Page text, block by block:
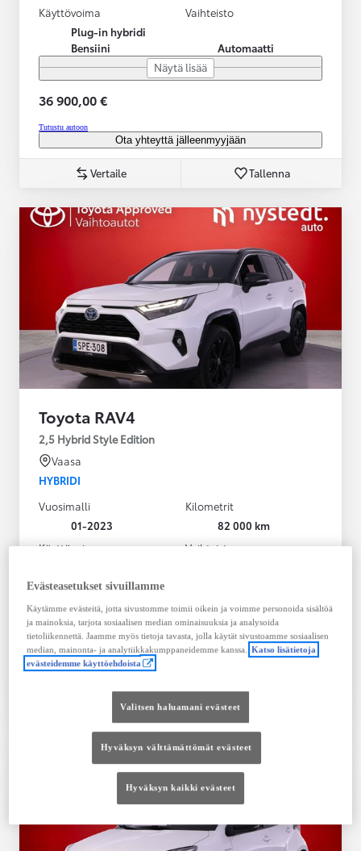
Käyttövoima
Plug-in hybridi
Bensiini
Vaihteisto
Automaatti
Näytä lisää
36 900,00 €
Tutustu autoon
Ota yhteyttä jälleenmyyjään
Vertaile Tallenna
Toyota RAV4
2,5 Hybrid Style Edition
Vaasa
HYBRIDI
Vuosimalli
01-2023
Kilometrit
82 000 km
Käyttövoima
Vaihteisto
Näytä lisää
38 900,00 €
495,36 € / kk
Tutustu autoon
Vertaile
Evästeasetukset sivuillamme
Käytämme evästeitä, jotta sivustomme toimii oikein ja voimme personoida sisältöä
ja mainoksia, tarjota sosiaalisen median ominaisuuksia ja analysoida
tietoliikennettä. Jaamme myös tietoja tavasta, jolla käytät sivustoamme sosiaalisen
median, mainonta- ja analytiikkakumppaneidemme kanssa. Katso lisätietoja
evästeidemme käyttöehdoista
Valitsen haluamani evästeet
Hyväksyn välttämättömät evästeet
Hyväksyn kaikki evästeet